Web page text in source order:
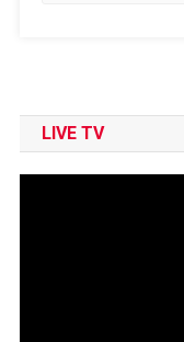
LIVE TV